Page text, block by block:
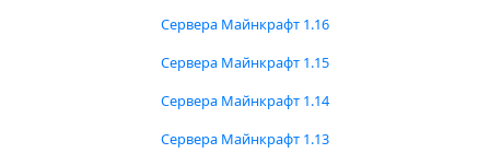
Сервера Майнкрафт 1.16
Сервера Майнкрафт 1.15
Сервера Майнкрафт 1.14
Сервера Майнкрафт 1.13